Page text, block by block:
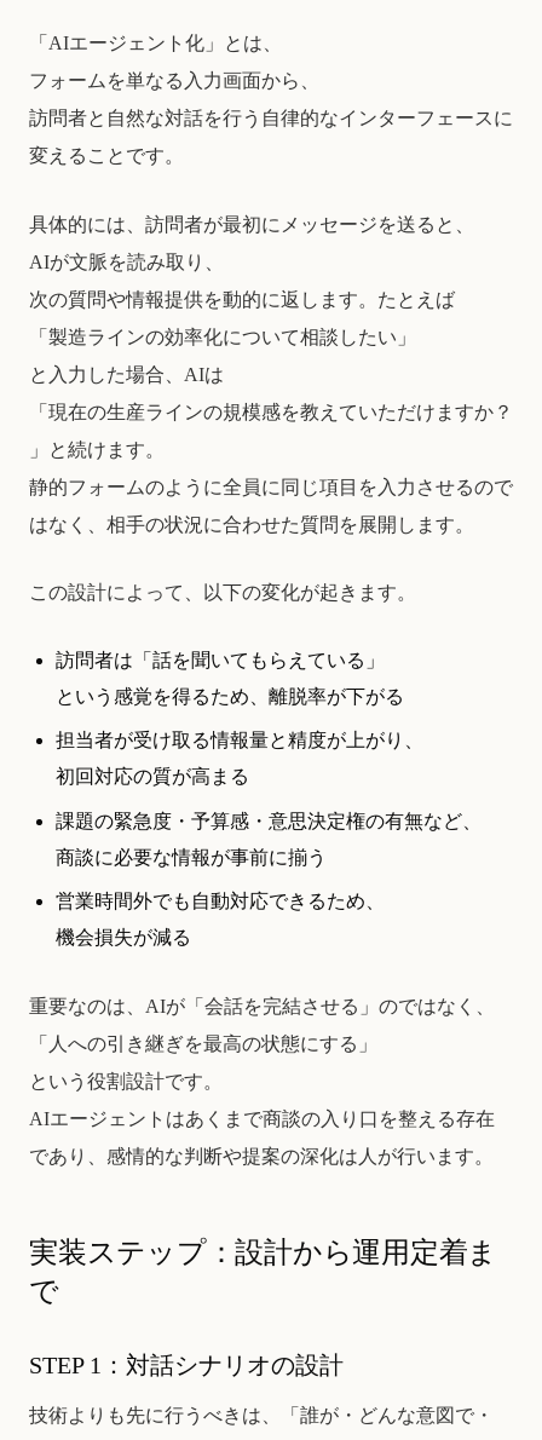
「AIエージェント化」とは、
フォームを単なる入力画面から、
訪問者と自然な対話を行う自律的なインターフェースに
変えることです。
具体的には、訪問者が最初にメッセージを送ると、
AIが文脈を読み取り、
次の質問や情報提供を動的に返します。たとえば
「製造ラインの効率化について相談したい」
と入力した場合、AIは
「現在の生産ラインの規模感を教えていただけますか？
」と続けます。
静的フォームのように全員に同じ項目を入力させるので
はなく、相手の状況に合わせた質問を展開します。
この設計によって、以下の変化が起きます。
訪問者は「話を聞いてもらえている」
という感覚を得るため、離脱率が下がる
担当者が受け取る情報量と精度が上がり、
初回対応の質が高まる
課題の緊急度・予算感・意思決定権の有無など、
商談に必要な情報が事前に揃う
営業時間外でも自動対応できるため、
機会損失が減る
重要なのは、AIが「会話を完結させる」のではなく、
「人への引き継ぎを最高の状態にする」
という役割設計です。
AIエージェントはあくまで商談の入り口を整える存在
であり、感情的な判断や提案の深化は人が行います。
実装ステップ：設計から運用定着ま
で
STEP 1：対話シナリオの設計
技術よりも先に行うべきは、「誰が・どんな意図で・